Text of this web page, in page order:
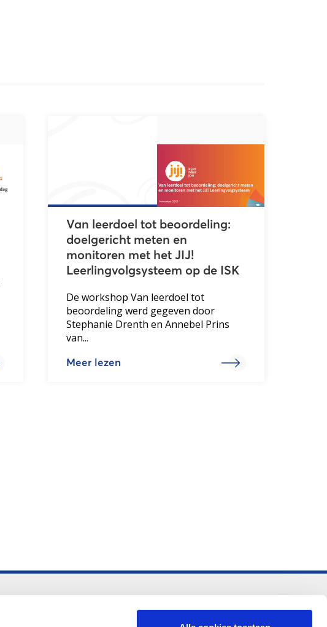
Van leerdoel tot beoordeling:
doelgericht meten en
monitoren met het JIJ!
Leerlingvolgsysteem op de ISK
De workshop Van leerdoel tot
beoordeling werd gegeven door
Stephanie Drenth en Annebel Prins
van...
Meer lezen